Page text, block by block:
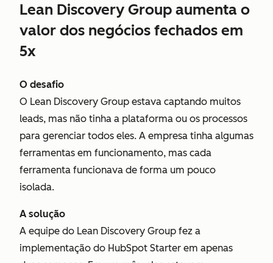
Lean Discovery Group aumenta o
valor dos negócios fechados em
5x
O desafio
O Lean Discovery Group estava captando muitos
leads, mas não tinha a plataforma ou os processos
para gerenciar todos eles. A empresa tinha algumas
ferramentas em funcionamento, mas cada
ferramenta funcionava de forma um pouco
isolada.
A solução
A equipe do Lean Discovery Group fez a
implementação do HubSpot Starter em apenas